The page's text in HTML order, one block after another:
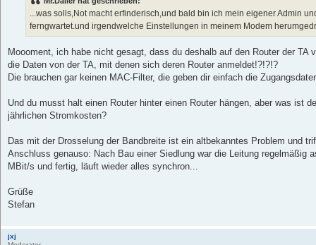
...was solls,Not macht erfinderisch,und bald bin ich mein eigener Admin
ferngwartet.und irgendwelche Einstellungen in meinem Modem
Moooment, ich habe nicht gesagt, dass du deshalb auf den Router der TA
die Daten von der TA, mit denen sich deren Router anmeldet!?!?!?
Die brauchen gar keinen MAC-Filter, die geben dir einfach die
Und du musst halt einen Router hinter einen Router hängen, aber was ist
jährlichen Stromkosten?
Das mit der Drosselung der Bandbreite ist ein altbekanntes Problem und
Anschluss genauso: Nach Bau einer Siedlung war die Leitung regelmäßig
MBit/s und fertig, läuft wieder alles synchron...
Grüße
Stefan
jxj